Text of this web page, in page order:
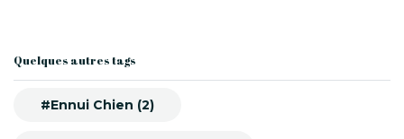
Quelques autres tags
#Ennui Chien (2)